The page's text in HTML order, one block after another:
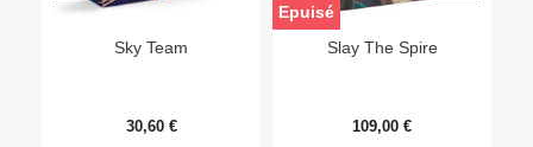
Sky Team
30,60 €
Slay The Spire
109,00 €
Epuisé